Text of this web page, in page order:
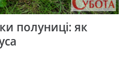
полуниці: як